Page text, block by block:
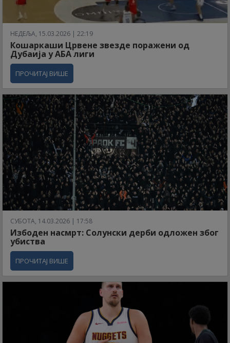
НЕДЕЉА, 15.03.2026 | 22:19
Кошаркаши Црвене звезде поражени од
Дубаија у АБА лиги
ПРОЧИТАЈ ВИШЕ
СУБОТА, 14.03.2026 | 17:58
Избоден насмрт: Солунски дерби одложен због
убиства
ПРОЧИТАЈ ВИШЕ